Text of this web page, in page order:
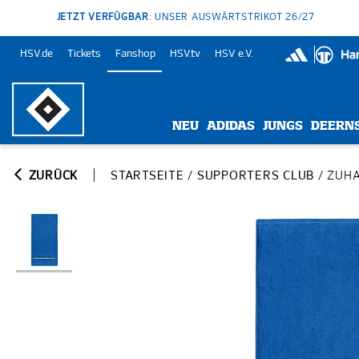
JETZT VERFÜGBAR: UNSER AUSWÄRTSTRIKOT 26/27
HSV.de Tickets Fanshop HSV.tv HSV e.V.
NEU ADIDAS JUNGS
ZURÜCK STARTSEITE / SUPPORTERS CLUB /